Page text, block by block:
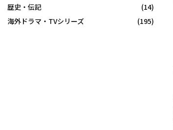
歴史・伝記
(14)
海外ドラマ・TVシリーズ
(195)